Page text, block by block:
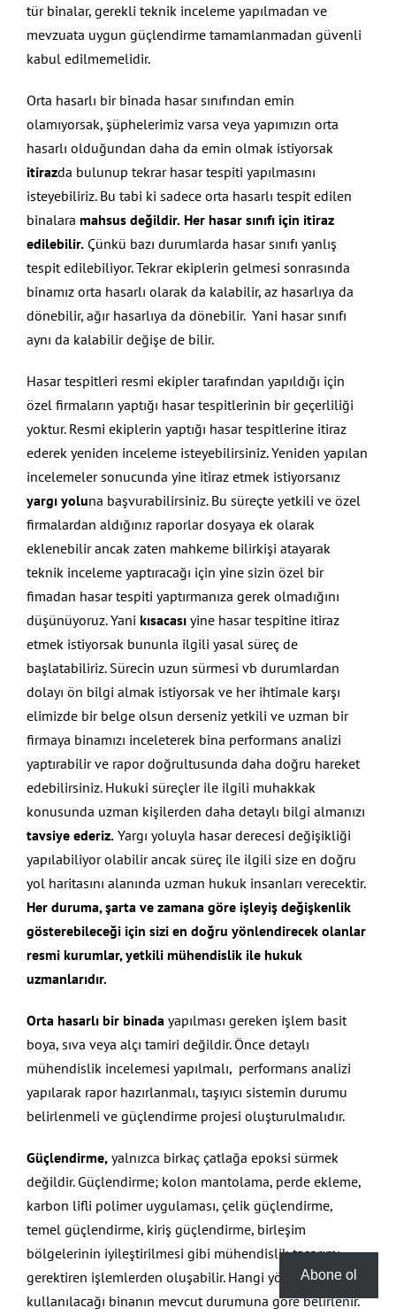
tür binalar, gerekli teknik inceleme yapılmadan ve
mevzuata uygun güçlendirme tamamlanmadan güvenli
kabul edilmemelidir.
Orta hasarlı bir binada hasar sınıfından emin
olamıyorsak, şüphelerimiz varsa veya yapımızın orta
hasarlı olduğundan daha da emin olmak istiyorsak
itirazda bulunup tekrar hasar tespiti yapılmasını
isteyebiliriz. Bu tabi ki sadece orta hasarlı tespit edilen
binalara mahsus değildir. Her hasar sınıfı için itiraz
edilebilir.Çünkü bazı durumlarda hasar sınıfı yanlış
tespit edilebiliyor. Tekrar ekiplerin gelmesi sonrasında
binamız orta hasarlı olarak da kalabilir, az hasarlıya da
dönebilir, ağır hasarlıya da dönebilir. Yani hasar sınıfı
aynı da kalabilir değişe de bilir.
Hasar tespitleri resmi ekipler tarafından yapıldığı için
özel firmaların yaptığı hasar tespitlerinin bir geçerliliği
yoktur. Resmi ekiplerin yaptığı hasar tespitlerine itiraz
ederek yeniden inceleme isteyebilirsiniz. Yeniden yapılan
incelemeler sonucunda yine itiraz etmek istiyorsanız
yargı yoluna başvurabilirsiniz. Bu süreçte yetkili ve özel
firmalardan aldığınız raporlar dosyaya ek olarak
eklenebilir ancak zaten mahkeme bilirkişi atayarak
teknik inceleme yaptıracağı için yine sizin özel bir
fimadan hasar tespiti yaptırmanıza gerek olmadığını
düşünüyoruz. Yani kısacasıyine hasar tespitine itiraz
etmek istiyorsak bununla ilgili yasal süreç de
başlatabiliriz. Sürecin uzun sürmesi vb durumlardan
dolayı ön bilgi almak istiyorsak ve her ihtimale karşı
elimizde bir belge olsun derseniz yetkili ve uzman bir
firmaya binamızı inceleterek bina performans analizi
yaptırabilir ve rapor doğrultusunda daha doğru hareket
edebilirsiniz. Hukuki süreçler ile ilgili muhakkak
konusunda uzman kişilerden daha detaylı bilgi almanızı
tavsiye ederiz.Yargı yoluyla hasar derecesi değişikliği
yapılabiliyor olabilir ancak süreç ile ilgili size en doğru
yol haritasını alanında uzman hukuk insanları verecektir.
Her duruma, şarta ve zamana göre işleyiş değişkenlik
gösterebileceği için sizi en doğru yönlendirecek olanlar
resmi kurumlar, yetkili mühendislik ile hukuk
uzmanlarıdır.
Orta hasarlı bir binada yapılması gereken işlem basit
boya, sıva veya alçı tamiri değildir. Önce detaylı
mühendislik incelemesi yapılmalı, performans analizi
yapılarak rapor hazırlanmalı, taşıyıcı sistemin durumu
belirlenmeli ve güçlendirme projesi oluşturulmalıdır.
Güçlendirme,yalnızca birkaç çatlağa epoksi sürmek
değildir. Güçlendirme; kolon mantolama, perde ekleme,
karbon lifli polimer uygulaması, çelik güçlendirme,
temel güçlendirme, kiriş güçlendirme, birleşim
bölgelerinin iyileştirilmesi gibi mühendislik tasarımı
gerektiren işlemlerden oluşabilir. Hangi yöntemin
kullanılacağı binanın mevcut durumuna göre belirlenir.
Abone ol